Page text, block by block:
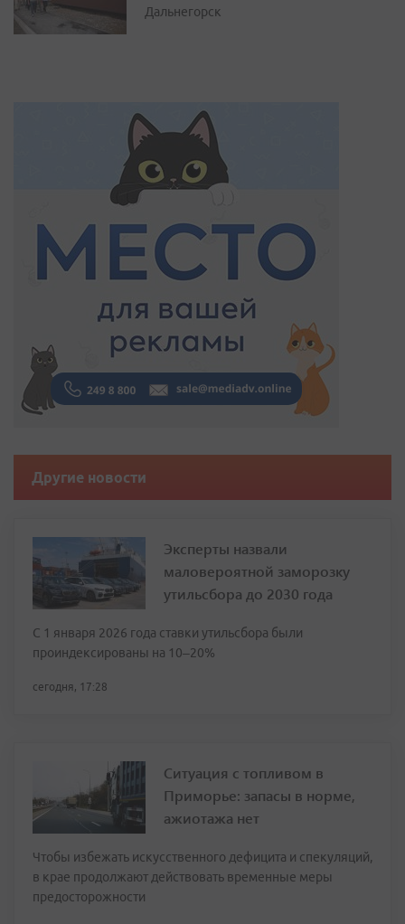
Дальнегорск
Другие новости
Эксперты назвали
маловероятной заморозку
утильсбора до 2030 года
С 1 января 2026 года ставки утильсбора были
проиндексированы на 10–20%
сегодня, 17:28
Ситуация с топливом в
Приморье: запасы в норме,
ажиотажа нет
Чтобы избежать искусственного дефицита и спекуляций,
в крае продолжают действовать временные меры
предосторожности